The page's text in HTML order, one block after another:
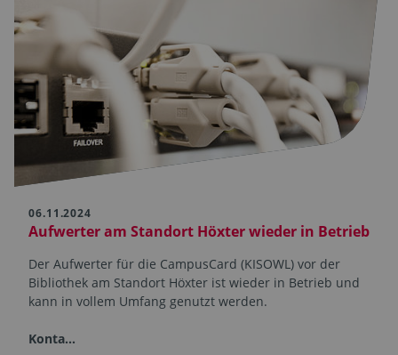
06.11.2024
Aufwerter am Standort Höxter wieder in Betrieb
Der Aufwerter für die CampusCard (KISOWL) vor der
Bibliothek am Standort Höxter ist wieder in Betrieb und
kann in vollem Umfang genutzt werden.
Konta…